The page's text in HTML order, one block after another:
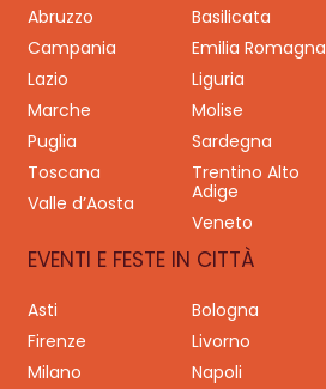
Abruzzo Basilicata
Campania
Emilia Romagna
Lazio
Liguria
Marche
Molise
Puglia
Sardegna
Toscana
Trentino Alto
Adige
Valle d’Aosta
Veneto
EVENTI E FESTE IN CITTÀ
Asti Bologna
Firenze
Livorno
Milano
Napoli